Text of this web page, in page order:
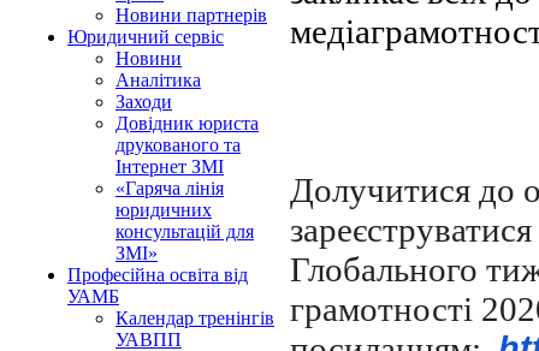
Новини партнерів
Юридичний сервіс
Новини
Аналітика
Заходи
Довідник юриста
друкованого та
Інтернет ЗМІ
«Гаряча лінія
юридичних
консультацій для
ЗМІ»
Професійна освіта від
УАМБ
Календар тренінгів
УАВПП
Долучитися до
Глобального
грамотності